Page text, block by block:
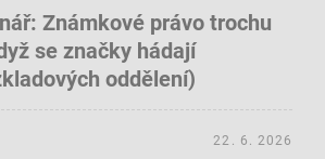
Známkové právo trochu
se značky hádají
oddělení)
22. 6. 2026